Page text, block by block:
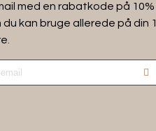
med en rabatkode på 10%
du kan bruge allerede på din 1.